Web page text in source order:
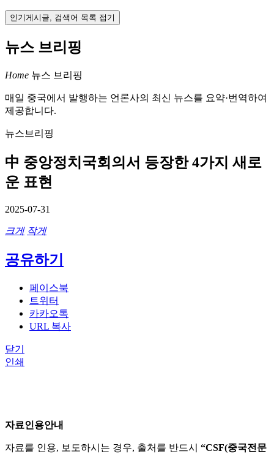
인기게시글, 검색어 목록 접기
뉴스 브리핑
Home 뉴스 브리핑
매일 중국에서 발행하는 언론사의 최신 뉴스를 요약·번역하여
제공합니다.
뉴스브리핑
中 중앙정치국회의서 등장한 4가지 새로
운 표현
2025-07-31
크게 작게
공유하기
페이스북
트위터
카카오톡
URL 복사
닫기
인쇄
자료인용안내
자료를 인용, 보도하시는 경우, 출처를 반드시 “CSF(중국전문